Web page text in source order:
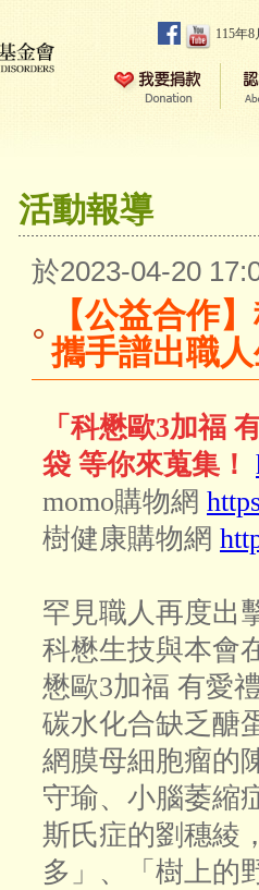
115年
活動報導
於2023-04-20
【公益合作
攜手譜出職
「科懋歐3加福
袋 等你來蒐集！
momo購物網
樹健康購物網
罕見職人再度出
科懋生技與本會
懋歐3加福 有愛
碳水化合缺乏醣
網膜母細胞瘤的
守瑜、小腦萎縮
斯氏症的劉穗綾
多」、「樹上的